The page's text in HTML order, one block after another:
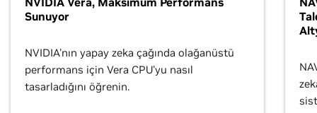
Sunuyor
NVIDIA'nın yapay zeka çağında olağanüstü
performans için Vera CPU'yu nasıl
tasarladığını öğrenin.